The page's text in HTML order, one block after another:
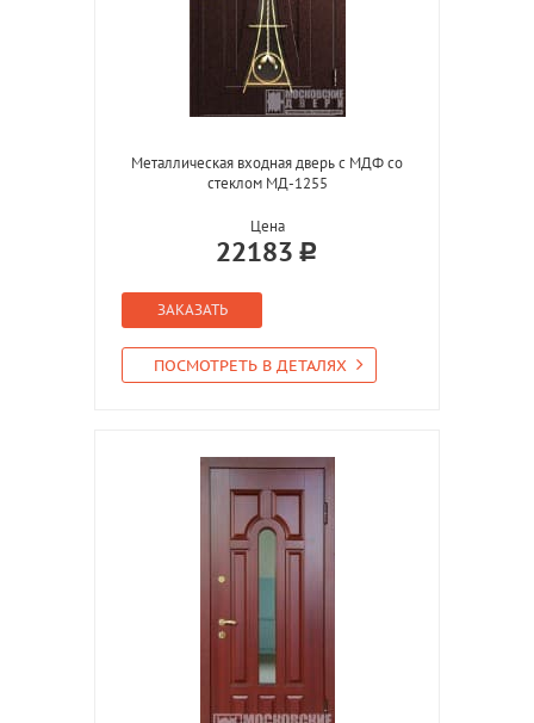
Металлическая входная дверь с МДФ со
стеклом МД-1255
Цена
22183
ЗАКАЗАТЬ
ПОСМОТРЕТЬ В ДЕТАЛЯХ